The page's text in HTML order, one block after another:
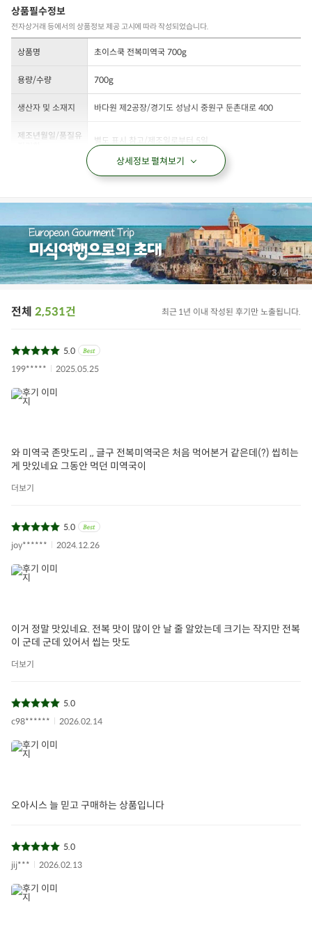
상품필수정보
전자상거래 등에서의 상품정보 제공 고시에 따라 작성되었습니다.
상품명 초이스쿡 전복미역국 700g
용량/수량 700g
생산자 및 소재지 바다원 제2공장/경기도 성남시 중원구 둔촌대로 400
제조년월일/품질유
별도 표시 참고/제조일로부터 5일
정제수,건미역,후추,정제소금,전복(완도),복합조미식품,양조간
방사능 검사 완료된 제품입니다.
보관/취급방법
냉장보관.개봉 후에는 변질의 우려가 있으니 가급적 빨리 드
십시오.
소비자상담문의 1577-0098
상세정보 펼쳐보기
4/4
전체 2,531건 최근 1년 이내 작성된 후기만 노출됩니다.
5.0
199*****
2025.05.25
와 미역국 존맛도리 ,, 글구 전복미역국은 처음 먹어본거 같은데(?) 씹히는
게 맛있네요 그동안 먹던 미역국이
더보기
5.0
joy******
2024.12.26
이거 정말 맛있네요. 전복 맛이 많이 안 날 줄 알았는데 크기는 작지만 전복
이 군데 군데 있어서 씹는 맛도
더보기
5.0
c98******
2026.02.14
오아시스 늘 믿고 구매하는 상품입니다
5.0
jij***
2026.02.13